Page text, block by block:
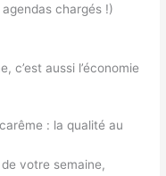
chargés !)
c’est aussi l’économie
: la qualité au
votre semaine,